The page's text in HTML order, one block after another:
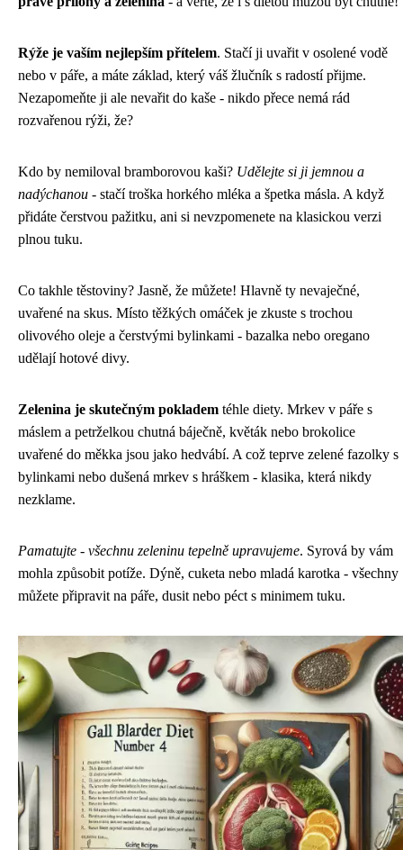
Rýže je vaším nejlepším přítelem. Stačí ji uvařit v osolené vodě
nebo v páře, a máte základ, který váš žlučník s radostí přijme.
Nezapomeňte ji ale nevařit do kaše - nikdo přece nemá rád
rozvařenou rýži, že?
Kdo by nemiloval bramborovou kaši? Udělejte si ji jemnou a
nadýchanou - stačí troška horkého mléka a špetka másla. A když
přidáte čerstvou pažitku, ani si nevzpomenete na klasickou verzi
plnou tuku.
Co takhle těstoviny? Jasně, že můžete! Hlavně ty nevaječné,
uvařené na skus. Místo těžkých omáček je zkuste s trochou
olivového oleje a čerstvými bylinkami - bazalka nebo oregano
udělají hotové divy.
Zelenina je skutečným pokladem téhle diety. Mrkev v páře s
máslem a petrželkou chutná báječně, květák nebo brokolice
uvařené do měkka jsou jako hedvábí. A což teprve zelené fazolky s
bylinkami nebo dušená mrkev s hráškem - klasika, která nikdy
nezklame.
Pamatujte - všechnu zeleninu tepelně upravujeme. Syrová by vám
mohla způsobit potíže. Dýně, cuketa nebo mladá karotka - všechny
můžete připravit na páře, dusit nebo péct s minimem tuku.